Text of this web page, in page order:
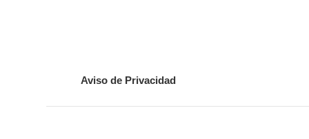
Aviso de Privacidad